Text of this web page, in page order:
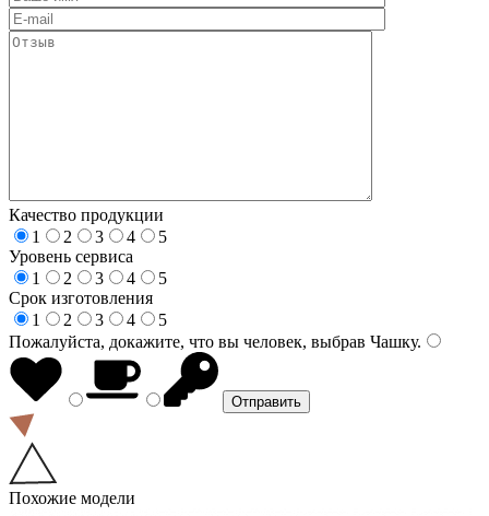
Качество продукции
1
2 3 4
5
Уровень сервиса
1
2 3 4
5
Срок изготовления
1
2 3 4
5
Пожалуйста, докажите, что вы человек, выбрав Чашку.
Похожие модели